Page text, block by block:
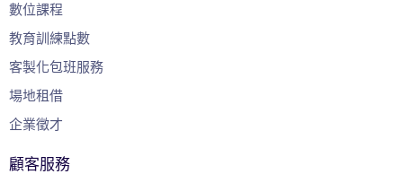
數位課程
教育訓練點數
客製化包班服務
場地租借
企業徵才
顧客服務